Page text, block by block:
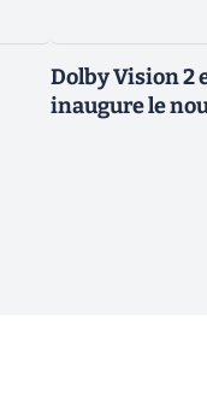
Dolby Vision 2
inaugure le